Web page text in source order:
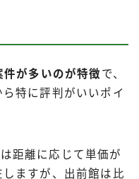
が多いのが特徴 で、
特に評判がいいポイ
距離に応じて単価が
ますが、出前館は比